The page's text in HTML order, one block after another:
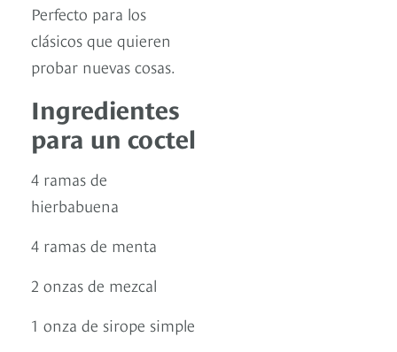
Perfecto para los
clásicos que quieren
probar nuevas cosas.
Ingredientes
para un coctel
4 ramas de
hierbabuena
4 ramas de menta
2 onzas de mezcal
1 onza de sirope simple